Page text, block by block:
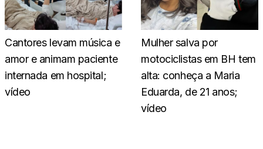
Cantores levam música e
amor e animam paciente
internada em hospital;
vídeo
Mulher salva por
motociclistas em BH tem
alta: conheça a Maria
Eduarda, de 21 anos;
vídeo